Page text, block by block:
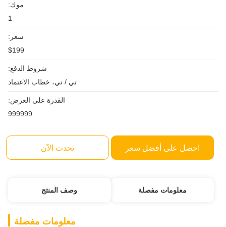
موك:
1
سعر:
$199
شروط الدفع:
تي / تي، خطاب الاعتماد
القدرة على العرض:
999999
احصل على أفضل سعر تحدث الآن
معلومات مفصلة وصف المنتج
معلومات مفصلة